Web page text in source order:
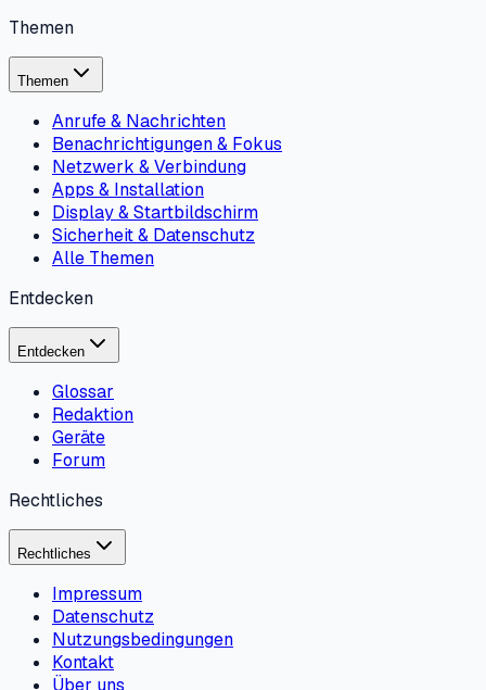
Themen
Themen
Anrufe & Nachrichten
Benachrichtigungen & Fokus
Netzwerk & Verbindung
Apps & Installation
Display & Startbildschirm
Sicherheit & Datenschutz
Alle Themen
Entdecken
Entdecken
Glossar
Redaktion
Geräte
Forum
Rechtliches
Rechtliches
Impressum
Datenschutz
Nutzungsbedingungen
Kontakt
Über uns